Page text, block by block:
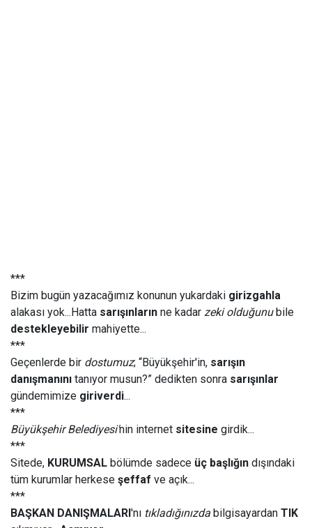
***
Bizim bugün yazacağımız konunun yukardaki girizgahla
alakası yok...Hatta sarışınların ne kadar zeki olduğunu bile
destekleyebilir mahiyette...
***
Geçenlerde bir dostumuz; “Büyükşehir'in, sarışın
danışmanını tanıyor musun?” dedikten sonra sarışınlar
gündemimize giriverdi...
***
Büyükşehir Belediyesi'nin internet sitesine girdik...
***
Sitede, KURUMSAL bölümde sadece üç başlığın dışındaki
tüm kurumlar herkese şeffaf ve açık...
***
BAŞKAN DANIŞMALARI'nı tıkladığınızda bilgisayardan TIK